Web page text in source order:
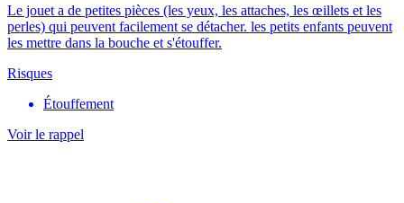
Le jouet a de petites pièces (les yeux, les attaches, les œillets et les
perles) qui peuvent facilement se détacher. les petits enfants peuvent
les mettre dans la bouche et s'étouffer.
Risques
Étouffement
Voir le rappel